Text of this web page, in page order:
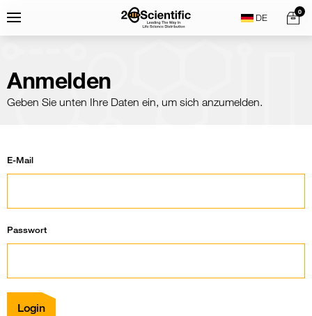
toMenu
Home
0
Anmelden
Geben Sie unten Ihre Daten ein, um sich anzumelden.
E-Mail
Passwort
Login